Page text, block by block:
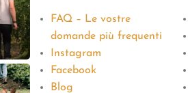
FAQ – Le vostre
domande più frequenti
Instagram
Facebook
Blog